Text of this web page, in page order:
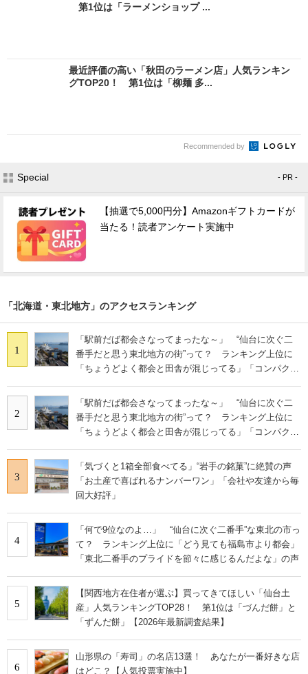
第1位は「ラーメンショップ ...
最近評価の高い「秋田のラーメン店」人気ランキン
グTOP20！ 第1位は「柳麺 多...
Recommended by
Special - PR -
【抽選で5,000円分】Amazonギフトカードが
当たる！読者アンケート実施中
「北海道・東北地方」のアクセスランキング
1
「駅前だば都会さなってまったな～」 “仙台に次ぐ二
番手だと思う東北地方の街”って？ ランキング上位に
「ちょうどよく都会と田舎が混じってる」「コンパクト
2
「駅前だば都会さなってまったな～」 “仙台に次ぐ二
番手だと思う東北地方の街”って？ ランキング上位に
「ちょうどよく都会と田舎が混じってる」「コンパクト
3
「気づくと1箱全部食べてる」“岩手の銘菓”に絶賛の声
「お土産で喜ばれるナンバーワン」「会社や友達から毎
回大好評」
4
「何で9位なのよ…」 “仙台に次ぐ二番手”な東北の市っ
て？ ランキング上位に「どう見ても福島市より都会」
「東北二番手のプライドを節々に感じるんだよな」の声
5
【関西地方在住者が選ぶ】買ってきてほしい「仙台土
産」人気ランキングTOP28！ 第1位は「づんだ餅」と
「ずんだ餅」【2026年最新調査結果】
6
山形県の「寿司」の名店13選！ あなたが一番好きな店
はどこ？【人気投票実施中】